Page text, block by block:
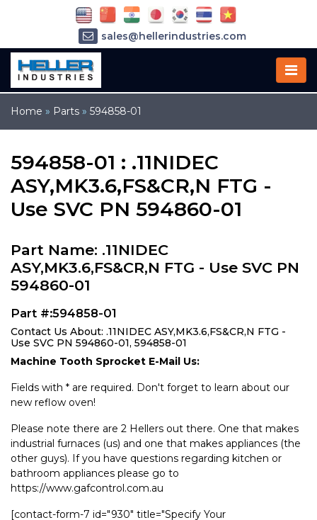
Home » Parts » 594858-01
594858-01 : .11NIDEC
ASY,MK3.6,FS&CR,N FTG -
Use SVC PN 594860-01
Part Name: .11NIDEC
ASY,MK3.6,FS&CR,N FTG - Use SVC PN
594860-01
Part #:594858-01
Contact Us About: .11NIDEC ASY,MK3.6,FS&CR,N FTG -
Use SVC PN 594860-01, 594858-01
Machine Tooth Sprocket E-Mail Us:
Fields with * are required. Don't forget to learn about our
new reflow oven!
Please note there are 2 Hellers out there. One that makes
industrial furnaces (us) and one that makes appliances (the
other guys). If you have questions regarding kitchen or
bathroom appliances please go to
https://www.gafcontrol.com.au
[contact-form-7 id="930" title="Specify Your
sales@hellerindustries.com
service@hellerindustries.com